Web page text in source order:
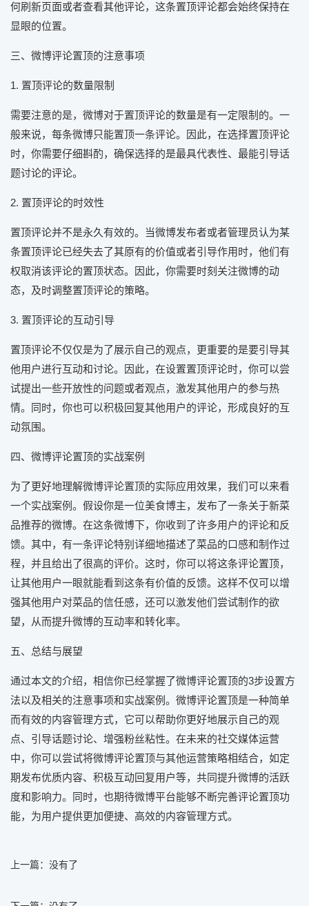
何刷新页面或者查看其他评论，这条置顶评论都会始终保持在
显眼的位置。
三、微博评论置顶的注意事项
1. 置顶评论的数量限制
需要注意的是，微博对于置顶评论的数量是有一定限制的。一
般来说，每条微博只能置顶一条评论。因此，在选择置顶评论
时，你需要仔细斟酌，确保选择的是最具代表性、最能引导话
题讨论的评论。
2. 置顶评论的时效性
置顶评论并不是永久有效的。当微博发布者或者管理员认为某
条置顶评论已经失去了其原有的价值或者引导作用时，他们有
权取消该评论的置顶状态。因此，你需要时刻关注微博的动
态，及时调整置顶评论的策略。
3. 置顶评论的互动引导
置顶评论不仅仅是为了展示自己的观点，更重要的是要引导其
他用户进行互动和讨论。因此，在设置置顶评论时，你可以尝
试提出一些开放性的问题或者观点，激发其他用户的参与热
情。同时，你也可以积极回复其他用户的评论，形成良好的互
动氛围。
四、微博评论置顶的实战案例
为了更好地理解微博评论置顶的实际应用效果，我们可以来看
一个实战案例。假设你是一位美食博主，发布了一条关于新菜
品推荐的微博。在这条微博下，你收到了许多用户的评论和反
馈。其中，有一条评论特别详细地描述了菜品的口感和制作过
程，并且给出了很高的评价。这时，你可以将这条评论置顶，
让其他用户一眼就能看到这条有价值的反馈。这样不仅可以增
强其他用户对菜品的信任感，还可以激发他们尝试制作的欲
望，从而提升微博的互动率和转化率。
五、总结与展望
通过本文的介绍，相信你已经掌握了微博评论置顶的3步设置方
法以及相关的注意事项和实战案例。微博评论置顶是一种简单
而有效的内容管理方式，它可以帮助你更好地展示自己的观
点、引导话题讨论、增强粉丝粘性。在未来的社交媒体运营
中，你可以尝试将微博评论置顶与其他运营策略相结合，如定
期发布优质内容、积极互动回复用户等，共同提升微博的活跃
度和影响力。同时，也期待微博平台能够不断完善评论置顶功
能，为用户提供更加便捷、高效的内容管理方式。
上一篇：没有了